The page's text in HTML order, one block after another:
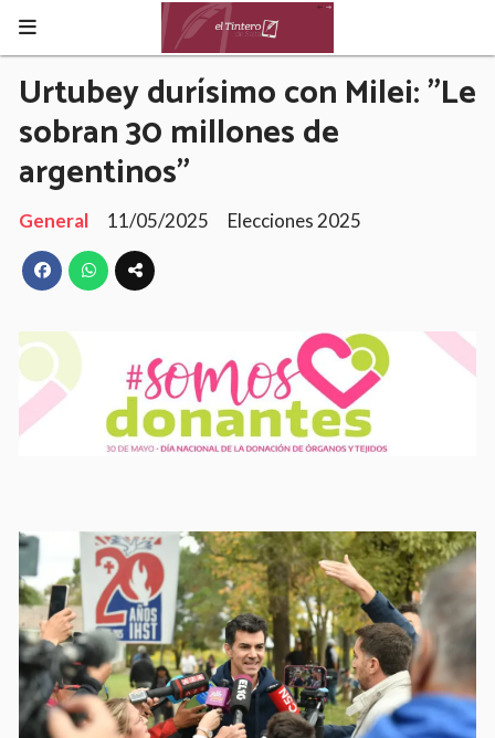
Urtubey durísimo con Milei: "Le
sobran 30 millones de
argentinos"
General 11/05/2025 Elecciones 2025